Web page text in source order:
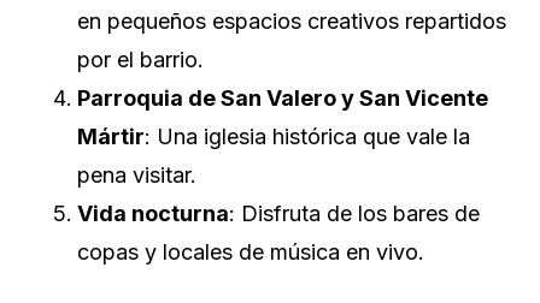
en pequeños espacios creativos repartidos
por el barrio.
Parroquia de San Valero y San Vicente
Mártir: Una iglesia histórica que vale la
pena visitar.
Vida nocturna: Disfruta de los bares de
copas y locales de música en vivo.